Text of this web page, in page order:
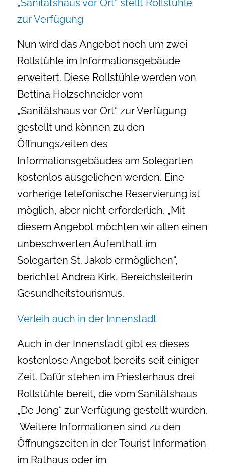
„Sanitätshaus vor Ort“ stellt Rollstühle
zur Verfügung
Nun wird das Angebot noch um zwei
Rollstühle im Informationsgebäude
erweitert. Diese Rollstühle werden von
Bettina Holzschneider vom
„Sanitätshaus vor Ort“ zur Verfügung
gestellt und können zu den
Öffnungszeiten des
Informationsgebäudes am Solegarten
kostenlos ausgeliehen werden. Eine
vorherige telefonische Reservierung ist
möglich, aber nicht erforderlich. „Mit
diesem Angebot möchten wir allen einen
unbeschwerten Aufenthalt im
Solegarten St. Jakob ermöglichen“,
berichtet Andrea Kirk, Bereichsleiterin
Gesundheitstourismus.
Verleih auch in der Innenstadt
Auch in der Innenstadt gibt es dieses
kostenlose Angebot bereits seit einiger
Zeit. Dafür stehen im Priesterhaus drei
Rollstühle bereit, die vom Sanitätshaus
„De Jong“ zur Verfügung gestellt wurden.
Weitere Informationen sind zu den
Öffnungszeiten in der Tourist Information
im Rathaus oder im